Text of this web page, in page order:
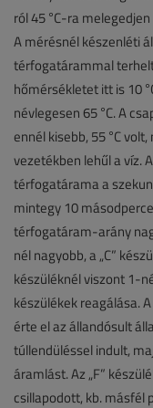
ról 45 °C-ra melegedjen
A mérésnél készenléti
térfogatárammal
hőmérsékletet itt is 10
névlegesen 65 °C. A
ennél kisebb, 55 °C
vezetékben lehűl a víz.
térfogatárama a
mintegy 10
térfogatáram-arány
nél nagyobb, a „C”
készüléknél viszont 1-
készülékek reagálása.
érte el az állandósult
túllendüléssel indult,
áramlást. Az „F”
csillapodott, kb. másfél